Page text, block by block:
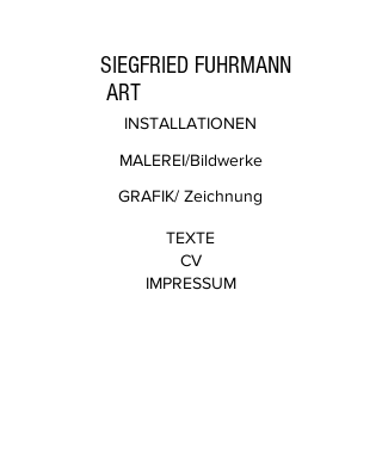
SIEGFRIED
ART
MALEREI/Bildwerke
GRAFIK/ Zeichnung
TEXTE
CV
IMPRESSUM
INSTALLATIONEN